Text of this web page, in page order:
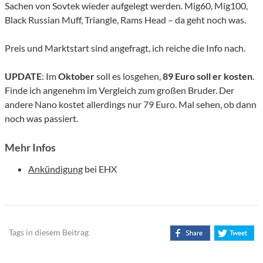
Sachen von Sovtek wieder aufgelegt werden. Mig60, Mig100,
Black Russian Muff, Triangle, Rams Head – da geht noch was.
Preis und Marktstart sind angefragt, ich reiche die Info nach.
UPDATE: ImOktobersoll es losgehen,89 Euro soll er kosten.
Finde ich angenehm im Vergleich zum großen Bruder. Der
andere Nano kostet allerdings nur 79 Euro. Mal sehen, ob dann
noch was passiert.
Mehr Infos
Ankündigung bei EHX
Tags in diesem Beitrag